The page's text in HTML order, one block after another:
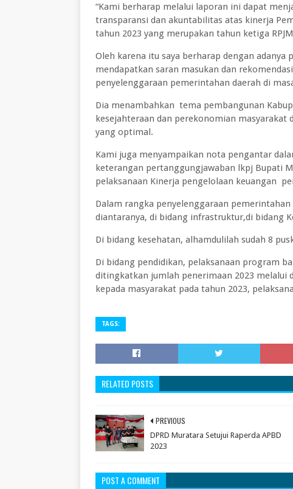
“Kami berharap melalui laporan ini dapat
transparansi dan akuntabilitas atas kinerja
tahun 2023 yang merupakan tahun ketiga
Oleh karena itu saya berharap dengan adanya
mendapatkan saran masukan dan
penyelenggaraan pemerintahan daerah di
Dia menambahkan tema pembangunan
kesejahteraan dan perekonomian
yang optimal.
Kami juga menyampaikan nota pengantar
keterangan pertanggungjawaban lkpj Bupati
pelaksanaan Kinerja pengelolaan keuangan
Dalam rangka penyelenggaraan
diantaranya, di bidang infrastruktur,di bidang
Di bidang kesehatan, alhamdulilah sudah 8
Di bidang pendidikan, pelaksanaan program
ditingkatkan jumlah penerimaan 2023 melalui
kepada masyarakat pada tahun 2023,
TAGS:
RELATED POSTS
PREVIOUS
DPRD Muratara Setujui Raperda APBD
2023
POST A COMMENT